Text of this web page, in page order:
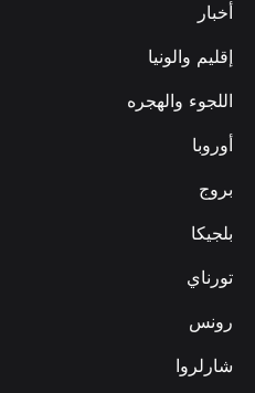
أخبار
إقليم والونيا
اللجوء والهجره
أوروبا
بروج
بلجيكا
تورناي
رونس
شارلروا